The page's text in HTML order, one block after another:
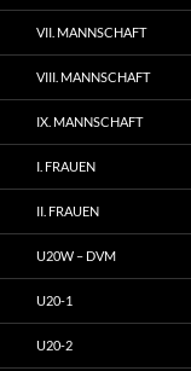
VII. MANNSCHAFT
VIII. MANNSCHAFT
IX. MANNSCHAFT
I. FRAUEN
II. FRAUEN
U20W – DVM
U20-1
U20-2